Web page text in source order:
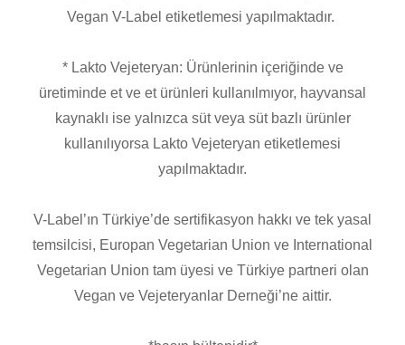
Vegan V-Label etiketlemesi yapılmaktadır.
* Lakto Vejeteryan: Ürünlerinin içeriğinde ve
üretiminde et ve et ürünleri kullanılmıyor, hayvansal
kaynaklı ise yalnızca süt veya süt bazlı ürünler
kullanılıyorsa Lakto Vejeteryan etiketlemesi
yapılmaktadır.
V-Label’ın Türkiye’de sertifikasyon hakkı ve tek yasal
temsilcisi, Europan Vegetarian Union ve International
Vegetarian Union tam üyesi ve Türkiye partneri olan
Vegan ve Vejeteryanlar Derneği’ne aittir.